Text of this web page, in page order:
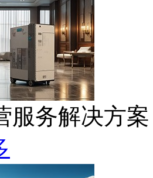
服务解决方案